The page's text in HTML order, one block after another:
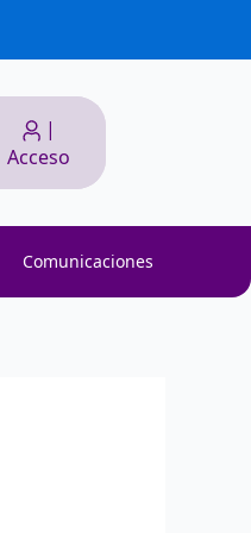
|
Acceso
Comunicaciones